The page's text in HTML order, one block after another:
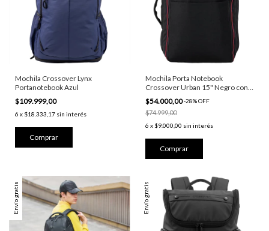
Mochila Crossover Lynx
Portanotebook Azul
$109.999,00
6 x $18.333,17 sin interés
Mochila Porta Notebook
Crossover Urban 15" Negro con
Rojo
$54.000,00-28%OFF
$74.999,00
6 x $9.000,00 sin interés
Envío gratis Envío gratis